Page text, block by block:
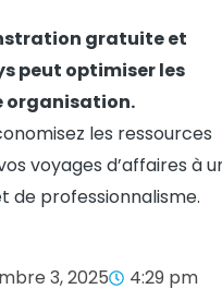
gratuite et
peut optimiser les
organisation.
les ressources
voyages d’affaires à
de professionnalisme.
3, 2025
4:29 pm